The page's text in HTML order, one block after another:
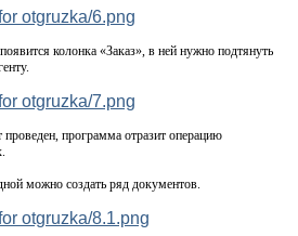
колонка «Заказ», в ней нужно подтянуть
проведен, программа отразит операцию
можно создать ряд документов.